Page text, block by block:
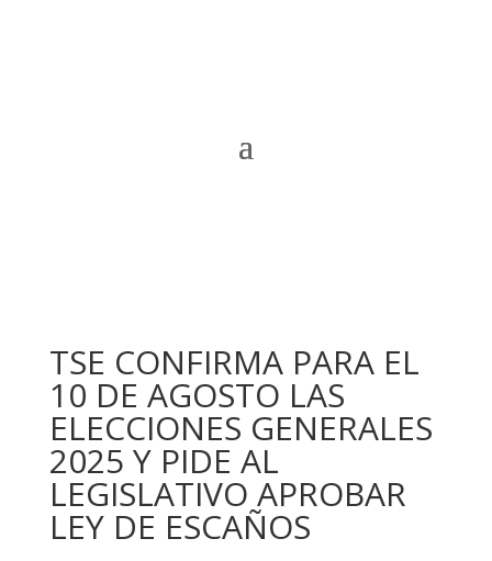
TSE CONFIRMA PARA EL
10 DE AGOSTO LAS
ELECCIONES GENERALES
2025 Y PIDE AL
LEGISLATIVO APROBAR
LEY DE ESCAÑOS